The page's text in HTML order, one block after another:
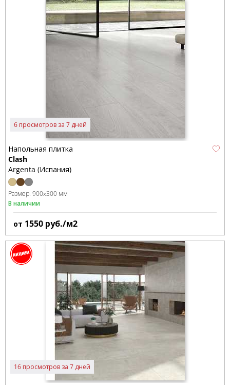
6 просмотров за 7 дней
Напольная плитка
Clash
Argenta (Испания)
Размер: 900x300 мм
В наличии
от 1550 руб./м2
16 просмотров за 7 дней